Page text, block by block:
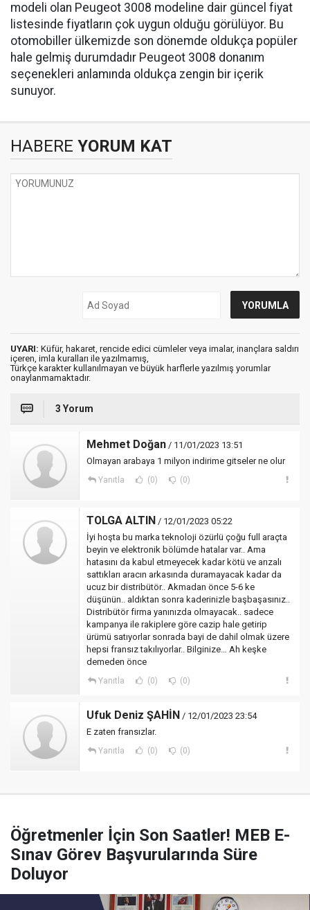
modeli olan Peugeot 3008 modeline dair güncel fiyat
listesinde fiyatların çok uygun olduğu görülüyor. Bu
otomobiller ülkemizde son dönemde oldukça popüler
hale gelmiş durumdadır Peugeot 3008 donanım
seçenekleri anlamında oldukça zengin bir içerik
sunuyor.
HABERE YORUM KAT
UYARI: Küfür, hakaret, rencide edici cümleler veya imalar, inançlara saldırı
içeren, imla kuralları ile yazılmamış,
Türkçe karakter kullanılmayan ve büyük harflerle yazılmış yorumlar
onaylanmamaktadır.
3 Yorum
Mehmet Doğan / 11/01/2023 13:51
Olmayan arabaya 1 milyon indirime gitseler ne olur
Yanıtla (0) (0)
TOLGA ALTIN / 12/01/2023 05:22
İyi hoşta bu marka teknoloji özürlü çoğu full araçta
beyin ve elektronik bölümde hatalar var.. Ama
hatasını da kabul etmeyecek kadar kötü ve arızalı
sattıkları aracın arkasında duramayacak kadar da
ucuz bir distribütör.. Akmadan önce 5-6 ke
düşünün.. aldıktan sonra kaderinizle başbaşasınız..
Distribütör firma yanınızda olmayacak.. sadece
kampanya ile rakiplere göre cazip hale getirip
ürümü satıyorlar sonrada bayi de dahil olmak üzere
hepsi fransız takılıyorlar.. Bilginize… Ah keşke
demeden önce
Yanıtla (0) (0)
Ufuk Deniz ŞAHİN / 12/01/2023 23:54
E zaten fransızlar.
Yanıtla (0) (0)
Öğretmenler İçin Son Saatler! MEB E-
Sınav Görev Başvurularında Süre
Doluyor